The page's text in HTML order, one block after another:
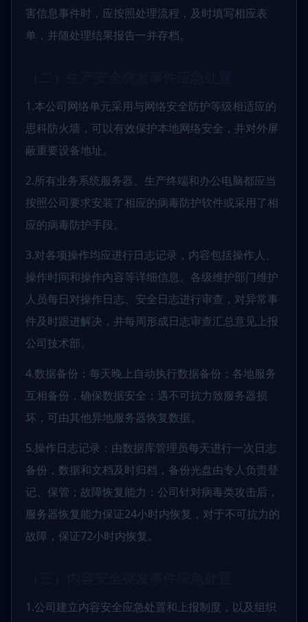
害信息事件时，应按照处理流程，及时填写相应表
单，并随处理结果报告一并存档。
1.本公司网络单元采用与网络安全防护等级相适应的
思科防火墙，可以有效保护本地网络安全，并对外屏
蔽重要设备地址。
2.所有业务系统服务器、生产终端和办公电脑都应当
按照公司要求安装了相应的病毒防护软件或采用了相
应的病毒防护手段。
3.对各项操作均应进行日志记录，内容包括操作人、
操作时间和操作内容等详细信息。各级维护部门维护
人员每日对操作日志、安全日志进行审查，对异常事
件及时跟进解决，并每周形成日志审查汇总意见上报
公司技术部。
4.数据备份：每天晚上自动执行数据备份；各地服务
互相备份，确保数据安全；遇不可抗力致服务器损
坏，可由其他异地服务器恢复数据。
5.操作日志记录：由数据库管理员每天进行一次日志
备份，数据和文档及时归档，备份光盘由专人负责登
记、保管；故障恢复能力：公司针对病毒类攻击后，
服务器恢复能力保证24小时内恢复，对于不可抗力的
故障，保证72小时内恢复。
1.公司建立内容安全应急处置和上报制度，以及组织